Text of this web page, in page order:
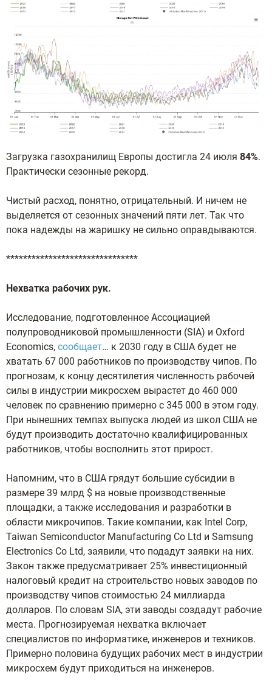
Загрузка газохранилищ Европы достигла 24 июля 84%.
Практически сезонные рекорд.
Чистый расход, понятно, отрицательный. И ничем не
выделяется от сезонных значений пяти лет. Так что
пока надежды на жаришку не сильно оправдываются.
*******************************
Нехватка рабочих рук.
Исследование, подготовленное Ассоциацией
полупроводниковой промышленности (SIA) и Oxford
Economics, сообщает… к 2030 году в США будет не
хватать 67 000 работников по производству чипов. По
прогнозам, к концу десятилетия численность рабочей
силы в индустрии микросхем вырастет до 460 000
человек по сравнению примерно с 345 000 в этом году.
При нынешних темпах выпуска людей из школ США не
будут производить достаточно квалифицированных
работников, чтобы восполнить этот прирост.
Напомним, что в США грядут большие субсидии в
размере 39 млрд $ на новые производственные
площадки, а также исследования и разработки в
области микрочипов. Такие компании, как Intel Corp,
Taiwan Semiconductor Manufacturing Co Ltd и Samsung
Electronics Co Ltd, заявили, что подадут заявки на них.
Закон также предусматривает 25% инвестиционный
налоговый кредит на строительство новых заводов по
производству чипов стоимостью 24 миллиарда
долларов. По словам SIA, эти заводы создадут рабочие
места. Прогнозируемая нехватка включает
специалистов по информатике, инженеров и техников.
Примерно половина будущих рабочих мест в индустрии
микросхем будут приходиться на инженеров.